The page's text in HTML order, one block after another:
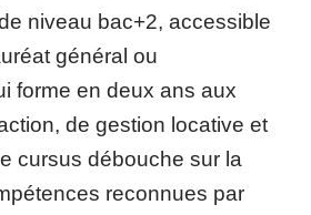
niveau bac+2, accessible
général ou
forme en deux ans aux
de gestion locative et
cursus débouche sur la
reconnues par